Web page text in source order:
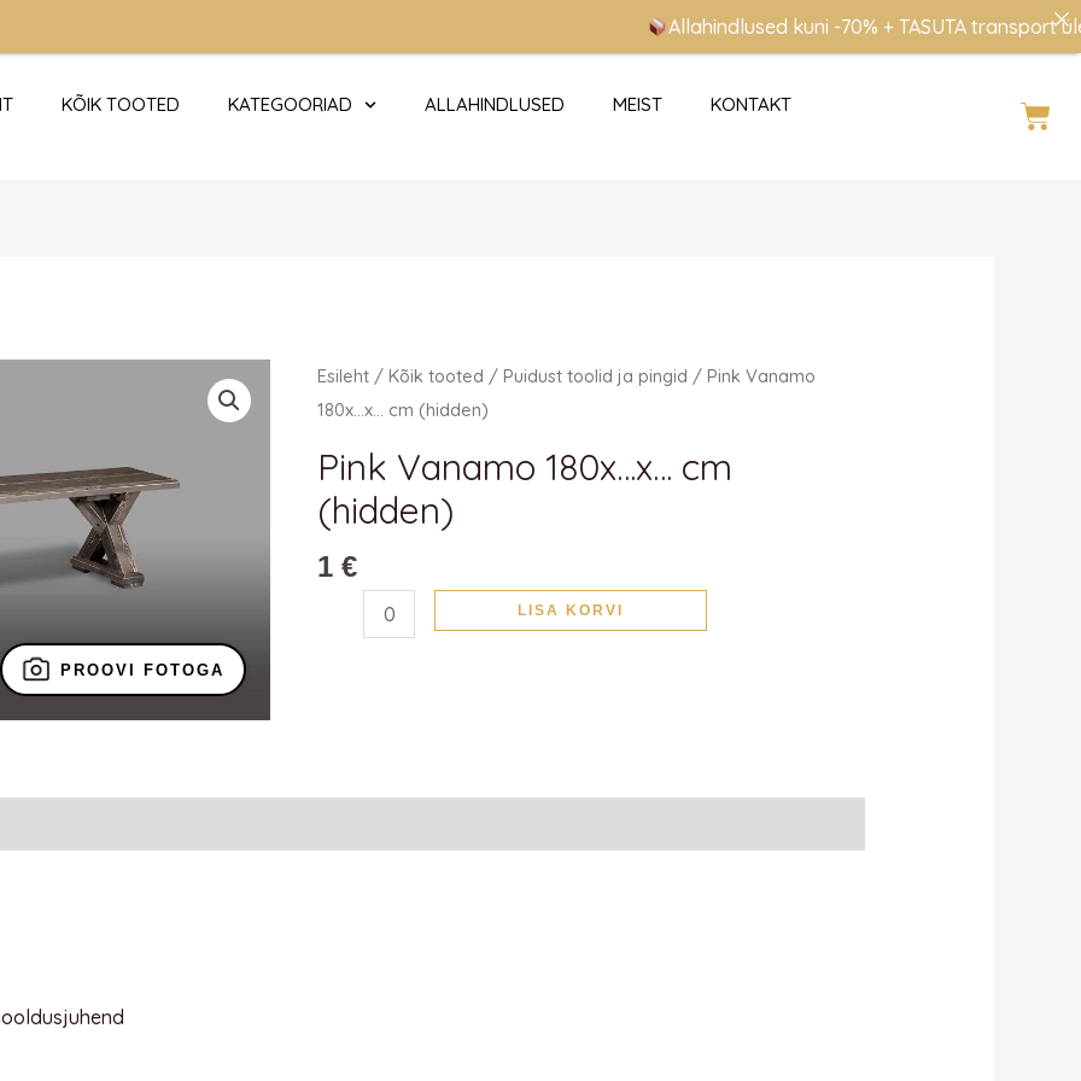
KÕIK TOOTED KATEGOORIAD ALLAHINDLUSED MEIST KONTAKT Cart
PROOVI FOTOGA
Esileht /Kõik tooted /Puidust toolid ja pingid / Pink Vanamo
180x…x… cm (hidden)
Pink Vanamo 180x…x… cm
(hidden)
1€
Pink
Vanamo
cm
(hidden)
LISA KORVI
Allahindlused kuni -70% + TASUTA transport üle